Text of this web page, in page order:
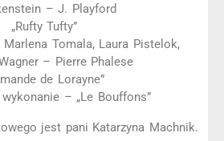
– J. Playford
„Rufty Tufty”
Tomala, Laura Pistelok,
– Pierre Phalese
de Lorayne”
– „Le Bouffons”
jest pani Katarzyna Machnik.